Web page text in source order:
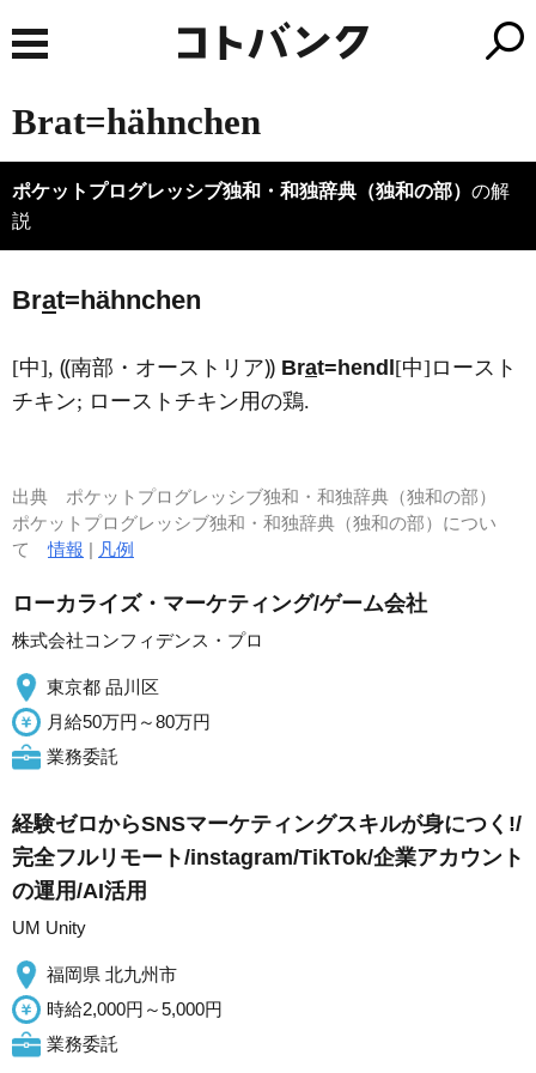
Brat=hähnchen
ポケットプログレッシブ独和・和独辞典（独和の部） の解
説
Brat=hähnchen
[中], ⸨南部・オーストリア⸩ Brat=hendl [中]ロースト
チキン; ローストチキン用の鶏.
出典 ポケットプログレッシブ独和・和独辞典（独和の部）
ポケットプログレッシブ独和・和独辞典（独和の部）につい
て情報 | 凡例
ローカライズ・マーケティング/ゲーム会社
株式会社コンフィデンス・プロ
東京都 品川区
月給50万円～80万円
業務委託
経験ゼロからSNSマーケティングスキルが身につく!/
完全フルリモート/instagram/TikTok/企業アカウント
の運用/AI活用
UM Unity
福岡県 北九州市
時給2,000円～5,000円
業務委託